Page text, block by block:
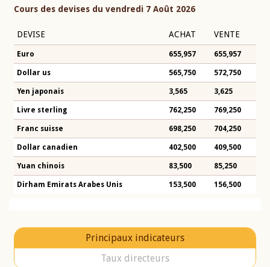
Cours des devises du vendredi 7 Août 2026
DEVISE ACHAT VENTE
Euro 655,957 655,957
Dollar us 565,750 572,750
Yen japonais 3,565 3,625
Livre sterling 762,250 769,250
Franc suisse 698,250 704,250
Dollar canadien 402,500 409,500
Yuan chinois 83,500 85,250
Dirham Emirats Arabes Unis 153,500 156,500
Principaux indicateurs
Taux directeurs